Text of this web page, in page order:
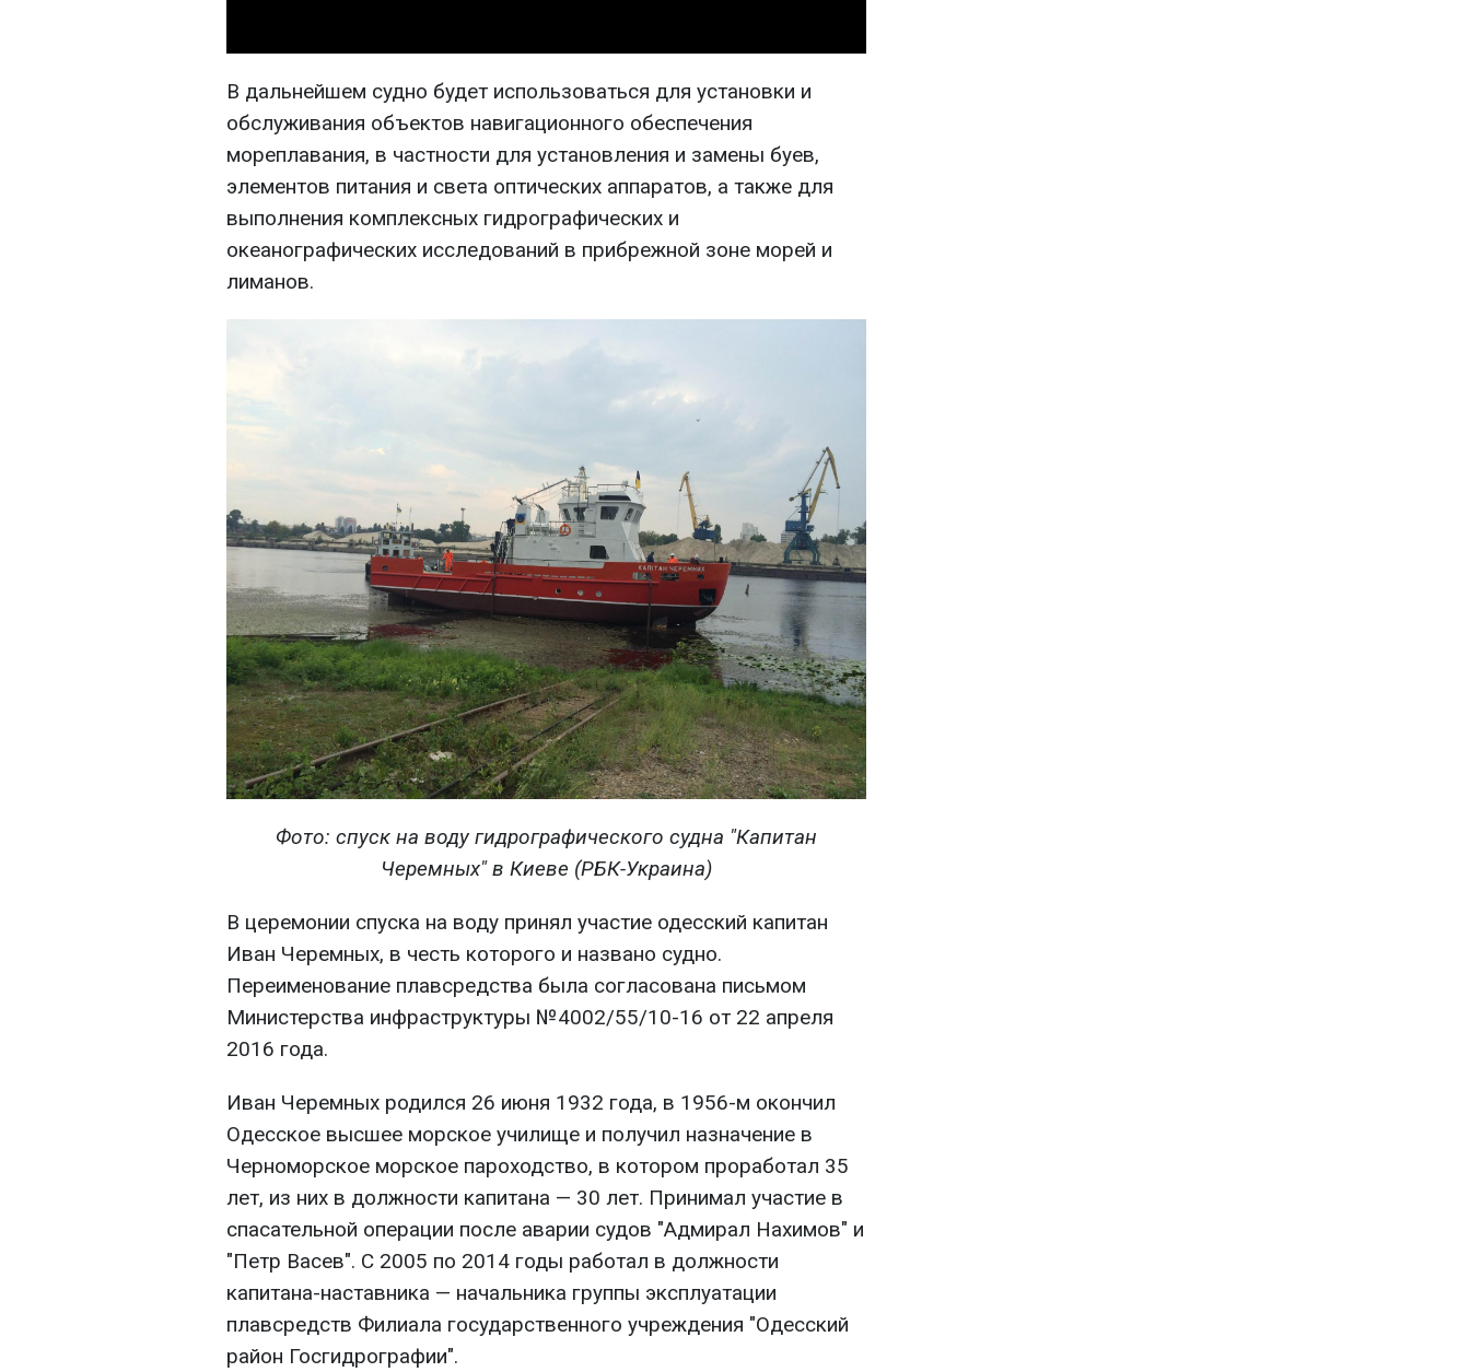
В дальнейшем судно будет использоваться для установки и
обслуживания объектов навигационного обеспечения
мореплавания, в частности для установления и замены буев,
элементов питания и света оптических аппаратов, а также для
выполнения комплексных гидрографических и
океанографических исследований в прибрежной зоне морей и
лиманов.
Фото: спуск на воду гидрографического судна "Капитан
Черемных" в Киеве (РБК-Украина)
В церемонии спуска на воду принял участие одесский капитан
Иван Черемных, в честь которого и названо судно.
Переименование плавсредства была согласована письмом
Министерства инфраструктуры №4002/55/10-16 от 22 апреля
2016 года.
Иван Черемных родился 26 июня 1932 года, в 1956-м окончил
Одесское высшее морское училище и получил назначение в
Черноморское морское пароходство, в котором проработал 35
лет, из них в должности капитана — 30 лет. Принимал участие в
спасательной операции после аварии судов "Адмирал Нахимов" и
"Петр Васев". С 2005 по 2014 годы работал в должности
капитана-наставника — начальника группы эксплуатации
плавсредств Филиала государственного учреждения "Одесский
район Госгидрографии".